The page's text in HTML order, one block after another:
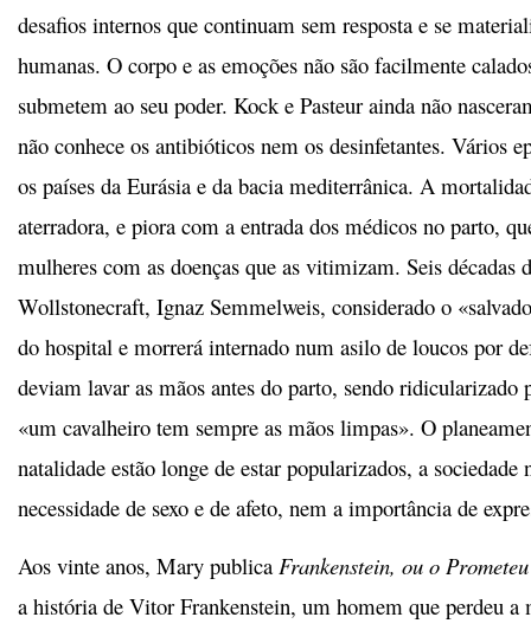
desafios internos que continuam sem resposta e se
humanas. O corpo e as emoções não são facilmente
submetem ao seu poder. Kock e Pasteur ainda não
não conhece os antibióticos nem os desinfetantes. Vários
os países da Eurásia e da bacia mediterrânica. A
aterradora, e piora com a entrada dos médicos no parto,
mulheres com as doenças que as vitimizam. Seis décadas
Wollstonecraft, Ignaz Semmelweis, considerado o
do hospital e morrerá internado num asilo de loucos por
deviam lavar as mãos antes do parto, sendo ridicularizado
«um cavalheiro tem sempre as mãos limpas». O
natalidade estão longe de estar popularizados, a sociedade
necessidade de sexo e de afeto, nem a importância de
Aos vinte anos, Mary publica Frankenstein, ou o
a história de Vitor Frankenstein, um homem que perdeu a